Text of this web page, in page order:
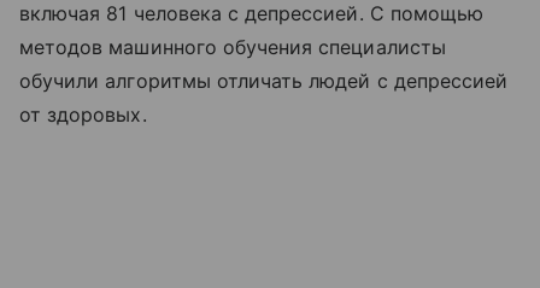
включая 81 человека с депрессией. С помощью
методов машинного обучения специалисты
обучили алгоритмы отличать людей с депрессией
от здоровых.